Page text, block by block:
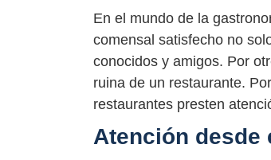
En el mundo de la
comensal satisfecho no
conocidos y amigos. Por
ruina de un restaurante.
restaurantes presten
Atención desde